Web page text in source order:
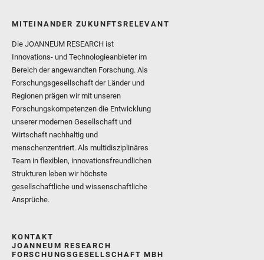
MITEINANDER ZUKUNFTSRELEVANT
Die JOANNEUM RESEARCH ist
Innovations- und Technologieanbieter im
Bereich der angewandten Forschung. Als
Forschungsgesellschaft der Länder und
Regionen prägen wir mit unseren
Forschungskompetenzen die Entwicklung
unserer modernen Gesellschaft und
Wirtschaft nachhaltig und
menschenzentriert. Als multidisziplinäres
Team in flexiblen, innovationsfreundlichen
Strukturen leben wir höchste
gesellschaftliche und wissenschaftliche
Ansprüche.
KONTAKT
JOANNEUM RESEARCH
FORSCHUNGSGESELLSCHAFT MBH